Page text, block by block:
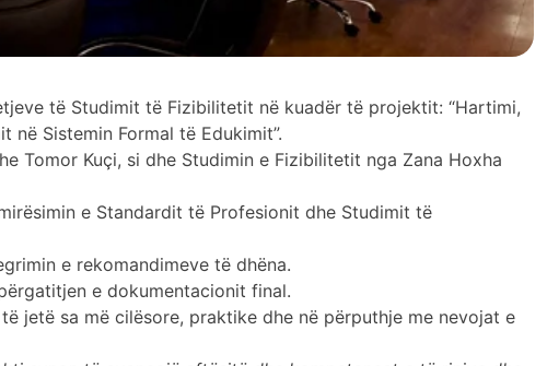
të Studimit të Fizibilitetit në kuadër të projektit: “Hartimi,
Sistemin Formal të Edukimit”.
Tomor Kuçi, si dhe Studimin e Fizibilitetit nga Zana Hoxha
e Standardit të Profesionit dhe Studimit të
e rekomandimeve të dhëna.
e dokumentacionit final.
jetë sa më cilësore, praktike dhe në përputhje me nevojat e